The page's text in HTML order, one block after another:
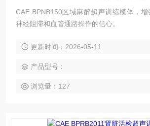
CAE BPNB150区域麻醉超声训练模体，
神经阻滞和血管通路操作的信心。
更新时间：2026-05-11
产品型号：
浏览量：127